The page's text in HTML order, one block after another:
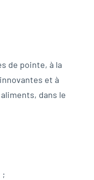
de pointe, à la
et à
dans le
;